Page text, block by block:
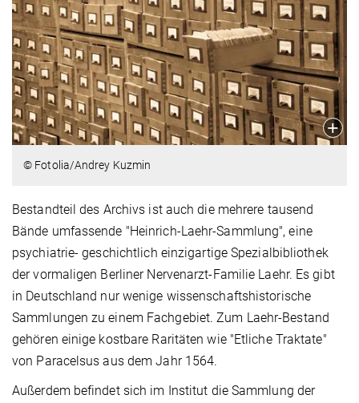
© Fotolia/Andrey Kuzmin
Bestandteil des Archivs ist auch die mehrere tausend
Bände umfassende "Heinrich-Laehr-Sammlung", eine
psychiatrie- geschichtlich einzigartige Spezialbibliothek
der vormaligen Berliner Nervenarzt-Familie Laehr. Es gibt
in Deutschland nur wenige wissenschaftshistorische
Sammlungen zu einem Fachgebiet. Zum Laehr-Bestand
gehören einige kostbare Raritäten wie "Etliche Traktate"
von Paracelsus aus dem Jahr 1564.
Außerdem befindet sich im Institut die Sammlung der